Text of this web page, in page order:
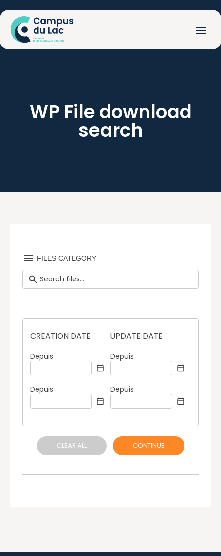
WP Filedownload
search
FILES CATEGORY
CREATION DATE
Depuis
Depuis
UPDATE DATE
Depuis
Depuis
CLEAR ALL CONTINUE